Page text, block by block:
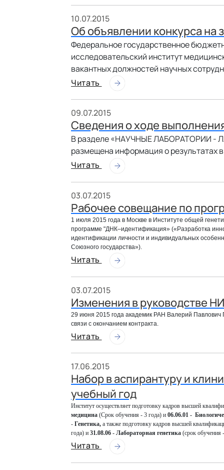
10.07.2015
Об объявлении конкурса
Федеральное государственное
исследовательский институт
вакантных должностей научных
Читать
09.07.2015
Сведения о ходе
В разделе «НАУЧНЫЕ ЛАБОРАТОРИИ
размещена информация о результатах
Читать
03.07.2015
Рабочее совещание по
1 июля 2015 года в Москве в Институте общей
программе "ДНК–идентификация» («Разработка
идентификации личности и индивидуальных
Союзного государства»).
Читать
03.07.2015
Изменения в руководстве
29 июня 2015 года академик РАН Валерий Павлович
связи с окончанием контракта.
Читать
17.06.2015
Набор в аспирантуру и
учебный год
Институт осуществляет подготовку кадров высшей
медицина (Срок обучения - 3 года) и 06.06.01 -
- Генетика, а также подготовку кадров высшей
года) и 31.08.06 - Лабораторная генетика (срок обучения
Читать